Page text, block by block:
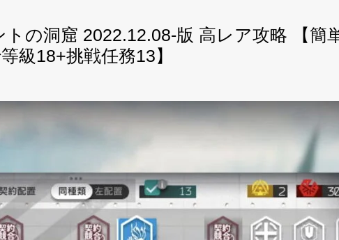
の洞窟 2022.12.08-版 高レア攻略 【簡
級18+挑戦任務13】